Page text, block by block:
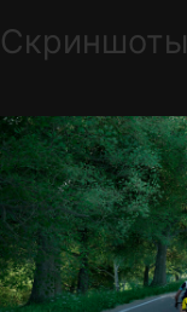
Скриншоты